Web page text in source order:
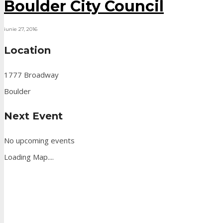
Boulder City Council
iunie 27, 2016
Location
1777 Broadway
Boulder
Next Event
No upcoming events
Loading Map....